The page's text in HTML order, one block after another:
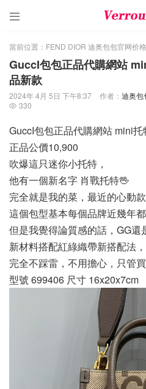

當前位置： FEND DIOR 迪奥包包官网价
GuccI包包正品代購網站
品新款
2024年 4月 5日 下午8:37 作者： 迪奥包
 330
GuccI包包正品代購網站 mini
正品公價10,900
吹爆這只迷你小托特，
他有一個新名字 肖戰托特🖖
完全就是我的菜，最近的心動款
這個包型基本每個品牌近幾年
但是我覺得論質感的話，GG還
新材料搭配紅綠織帶新搭配法，
完全不踩雷，不用擔心，只管買
型號 699406 尺寸 16x20x7cm